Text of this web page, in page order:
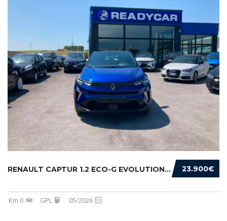
23.900€
RENAULT CAPTUR 1.2 ECO-G EVOLUTION 120CV
Km 0 GPL 05/2026